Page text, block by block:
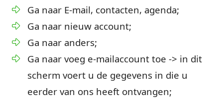
Ga naar E-mail, contacten, agenda;
Ga naar nieuw account;
Ga naar anders;
Ga naar voeg e-mailaccount toe -> in dit
scherm voert u de gegevens in die u
eerder van ons heeft ontvangen;